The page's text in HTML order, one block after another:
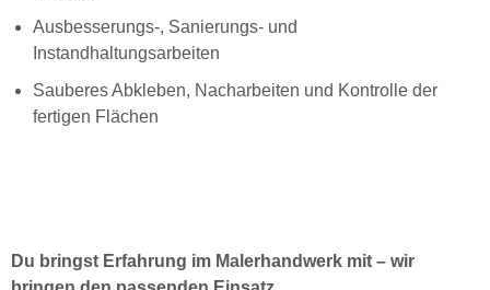
Ausbesserungs-, Sanierungs- und
Instandhaltungsarbeiten
Sauberes Abkleben, Nacharbeiten und Kontrolle der
fertigen Flächen
Du bringst Erfahrung im Malerhandwerk mit – wir